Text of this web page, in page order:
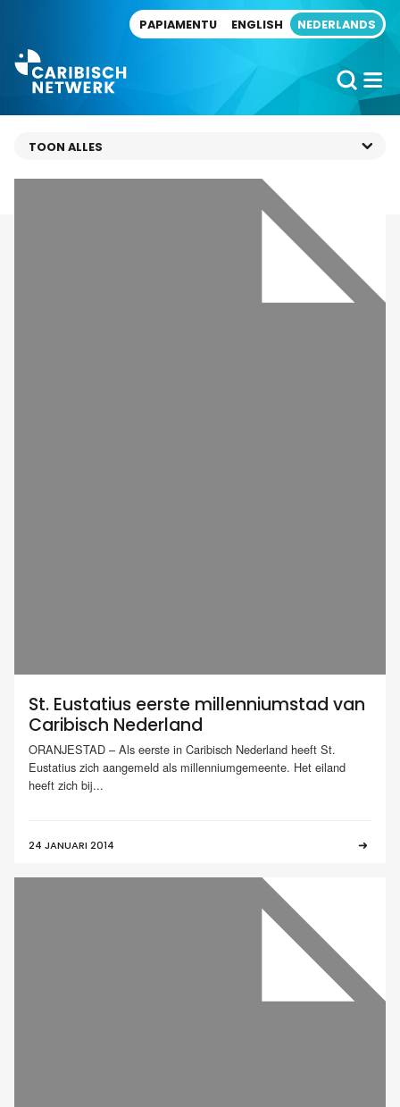
PAPIAMENTU ENGLISH NEDERLANDS
St. Eustatius eerste millenniumstad van
Caribisch Nederland
ORANJESTAD – Als eerste in Caribisch Nederland heeft St.
Eustatius zich aangemeld als millenniumgemeente. Het eiland
heeft zich bij...
24 JANUARI 2014